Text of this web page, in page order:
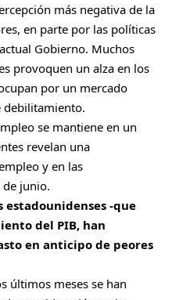
más negativa de la
en parte por las políticas
Gobierno. Muchos
provoquen un alza en los
por un mercado
debilitamiento.
se mantiene en un
revelan una
y en las
junio.
estadounidenses -que
del PIB, han
en anticipo de peores
últimos meses se han